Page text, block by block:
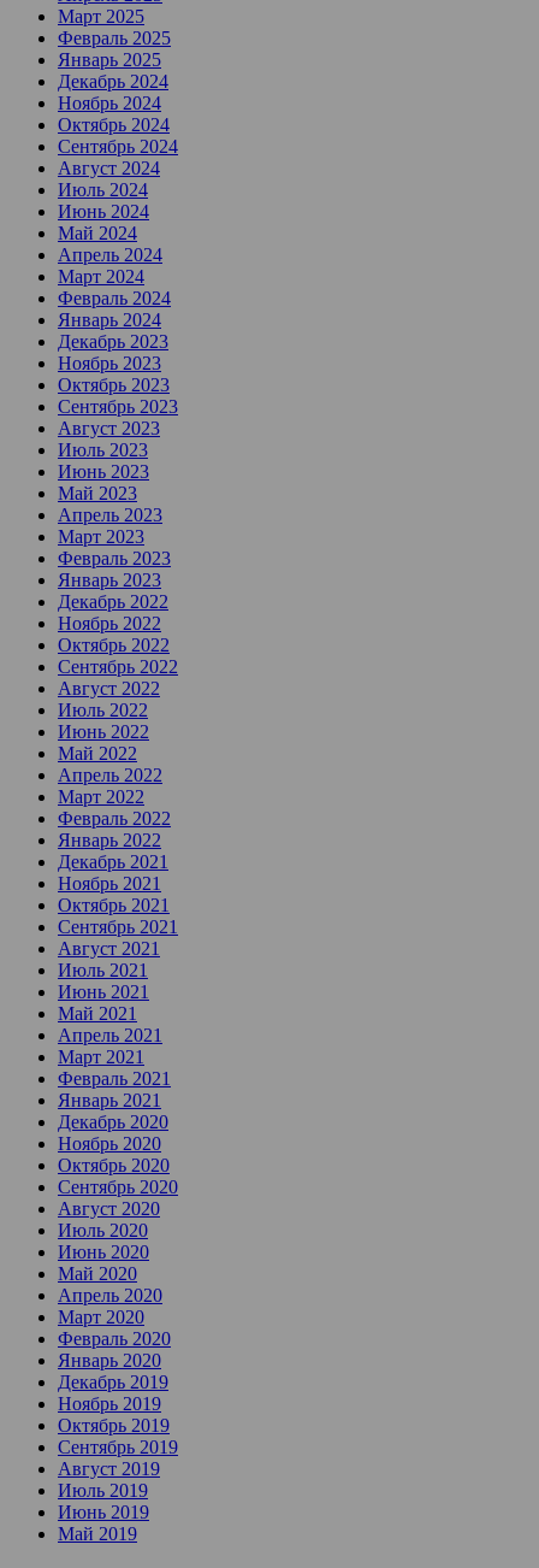
Март 2025
Февраль 2025
Январь 2025
Декабрь 2024
Ноябрь 2024
Октябрь 2024
Сентябрь 2024
Август 2024
Июль 2024
Июнь 2024
Май 2024
Апрель 2024
Март 2024
Февраль 2024
Январь 2024
Декабрь 2023
Ноябрь 2023
Октябрь 2023
Сентябрь 2023
Август 2023
Июль 2023
Июнь 2023
Май 2023
Апрель 2023
Март 2023
Февраль 2023
Январь 2023
Декабрь 2022
Ноябрь 2022
Октябрь 2022
Сентябрь 2022
Август 2022
Июль 2022
Июнь 2022
Май 2022
Апрель 2022
Март 2022
Февраль 2022
Январь 2022
Декабрь 2021
Ноябрь 2021
Октябрь 2021
Сентябрь 2021
Август 2021
Июль 2021
Июнь 2021
Май 2021
Апрель 2021
Март 2021
Февраль 2021
Январь 2021
Декабрь 2020
Ноябрь 2020
Октябрь 2020
Сентябрь 2020
Август 2020
Июль 2020
Июнь 2020
Май 2020
Апрель 2020
Март 2020
Февраль 2020
Январь 2020
Декабрь 2019
Ноябрь 2019
Октябрь 2019
Сентябрь 2019
Август 2019
Июль 2019
Июнь 2019
Май 2019